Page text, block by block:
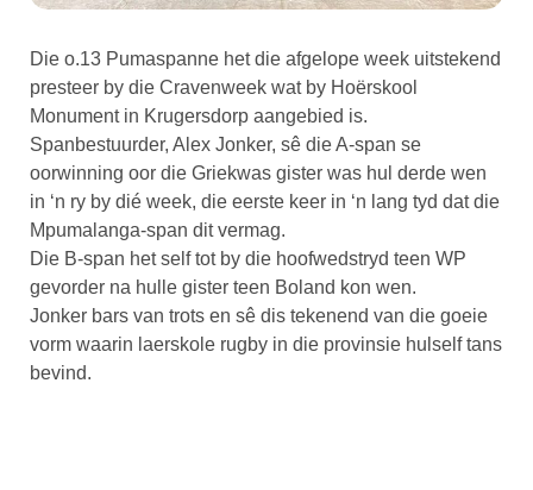
Die o.13 Pumaspanne het die afgelope week uitstekend
presteer by die Cravenweek wat by Hoërskool
Monument in Krugersdorp aangebied is.
Spanbestuurder, Alex Jonker, sê die A-span se
oorwinning oor die Griekwas gister was hul derde wen
in ‘n ry by dié week, die eerste keer in ‘n lang tyd dat die
Mpumalanga-span dit vermag.
Die B-span het self tot by die hoofwedstryd teen WP
gevorder na hulle gister teen Boland kon wen.
Jonker bars van trots en sê dis tekenend van die goeie
vorm waarin laerskole rugby in die provinsie hulself tans
bevind.